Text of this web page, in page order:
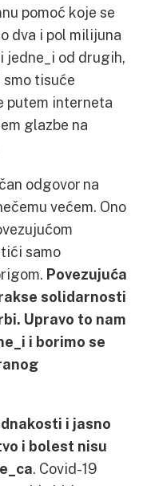
pomoć koje se
dva i pol milijuna
jedne_i od drugih,
tisuće
putem interneta
glazbe na
odgovor na
većem. Ono
samo
Povezujuća
solidarnosti
Upravo to nam
i borimo se
i jasno
i bolest nisu
. Covid-19